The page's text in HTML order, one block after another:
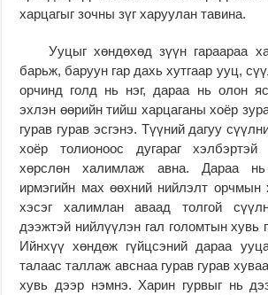
харцагыг зочны зүг харуулан тавина.
Ууцыг хөндөхөд зүүн гараараа
барьж, баруун гар дахь хутгаар ууц,
орчинд голд нь нэг, дараа нь олон
эхлэн өөрийн тийш харцаганы хоёр
гурав гурав эсгэнэ. Түүний дагуу
хоёр толионоос дугараг
хөрслөн халимлаж авна. Дараа
ирмэгийн мах өөхний нийлэлт орчмын
хэсэг халимлан аваад толгой
дээжтэй нийлүүлэн гал голомтын хувь
Ийнхүү хөндөж гүйцсэний дараа
талаас таллаж авснаа гурав гурав
хувь дээр нэмнэ. Харин гурвыг нь